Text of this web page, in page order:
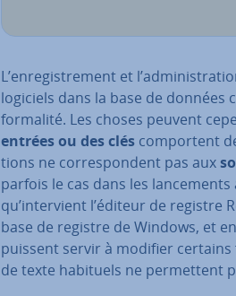
L’en­re­gis­tre­ment et
logiciels dans la base de données
formalité. Les choses peuvent
entrées ou des clés com­por­tent
tions ne cor­res­pon­dent pas aux
parfois le cas dans les
qu’in­ter­vient l’éditeur de registre
base de registre de Windows, et
puissent servir à modifier
de texte habituels ne per­met­tent